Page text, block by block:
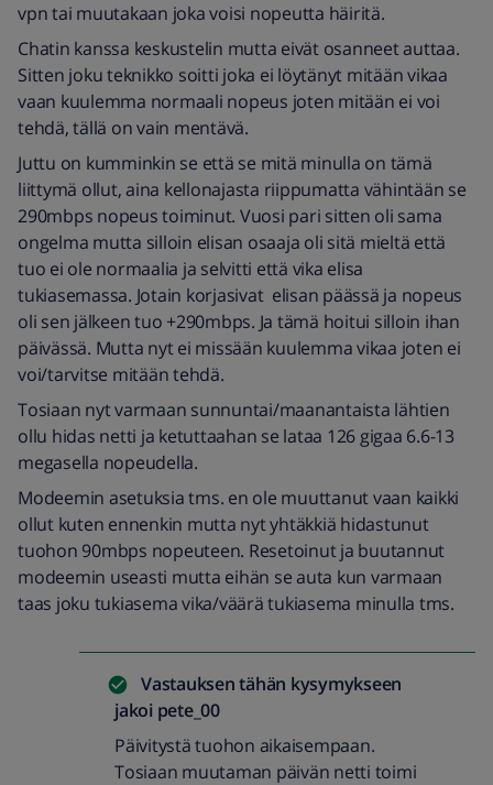
vpn tai muutakaan joka voisi nopeutta häiritä.
Chatin kanssa keskustelin mutta eivät osanneet auttaa.
Sitten joku teknikko soitti joka ei löytänyt mitään vikaa
vaan kuulemma normaali nopeus joten mitään ei voi
tehdä, tällä on vain mentävä.
Juttu on kumminkin se että se mitä minulla on tämä
liittymä ollut, aina kellonajasta riippumatta vähintään se
290mbps nopeus toiminut. Vuosi pari sitten oli sama
ongelma mutta silloin elisan osaaja oli sitä mieltä että
tuo ei ole normaalia ja selvitti että vika elisa
tukiasemassa. Jotain korjasivat elisan päässä ja nopeus
oli sen jälkeen tuo +290mbps. Ja tämä hoitui silloin ihan
päivässä. Mutta nyt ei missään kuulemma vikaa joten ei
voi/tarvitse mitään tehdä.
Tosiaan nyt varmaan sunnuntai/maanantaista lähtien
ollu hidas netti ja ketuttaahan se lataa 126 gigaa 6.6-13
megasella nopeudella.
Modeemin asetuksia tms. en ole muuttanut vaan kaikki
ollut kuten ennenkin mutta nyt yhtäkkiä hidastunut
tuohon 90mbps nopeuteen. Resetoinut ja buutannut
modeemin useasti mutta eihän se auta kun varmaan
taas joku tukiasema vika/väärä tukiasema minulla tms.
Vastauksen tähän kysymykseen
jakoi pete_00
Päivitystä tuohon aikaisempaan.
Tosiaan muutaman päivän netti toimi